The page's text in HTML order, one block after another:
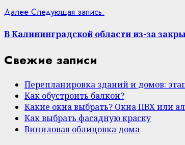
Далее Следующая запись:
В Калининградской области из-за
Свежие записи
Перепланировка зданий и домов:
Как обустроить балкон?
Какие окна выбрать? Окна ПВХ или
Как выбрать фасадную краску
Виниловая облицовка дома